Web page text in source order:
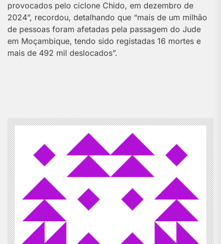
provocados pelo ciclone Chido, em dezembro de
2024”, recordou, detalhando que “mais de um milhão
de pessoas foram afetadas pela passagem do Jude
em Moçambique, tendo sido registadas 16 mortes e
mais de 492 mil deslocados”.